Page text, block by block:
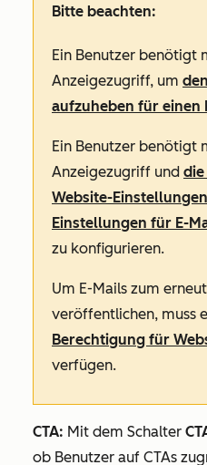
Bitte beachten:
Ein Benutzer benötigt
Anzeigezugriff, um
aufzuheben für einen
Ein Benutzer benötigt
Anzeigezugriff und
Website-Einstellungen
Einstellungen für E-
zu konfigurieren.
Um E-Mails zum
veröffentlichen, muss
Berechtigung für
verfügen.
CTA: Mit dem Schalter
ob Benutzer auf CTAs